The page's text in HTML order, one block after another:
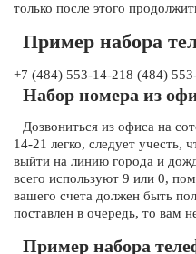
только после этого
Пример набора
+7 (484) 553-14-218 (484)
Набор номера из
Дозвониться из офиса на
14-21 легко, следует
выйти на линию города и
всего используют 9 или 0,
вашего счета должен быть
поставлен в очередь, то вам
Пример набора